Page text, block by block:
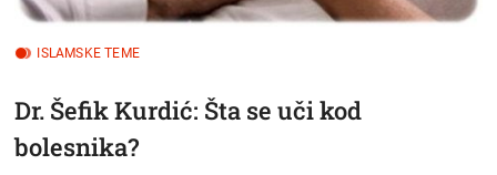
ISLAMSKE TEME
Dr. Šefik Kurdić: Šta se uči kod
bolesnika?